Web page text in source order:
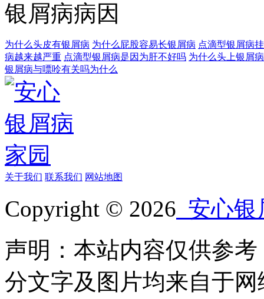
银屑病病因
为什么头皮有银屑病 为什么屁股容易长银屑病 点滴型银屑病
病越来越严重 点滴型银屑病是因为肝不好吗 为什么头上银屑
银屑病与嘌呤有关吗为什么
关于我们 联系我们 网站地图
Copyright © 2026 安心银
声明：本站内容仅供参
分文字及图片均来自于